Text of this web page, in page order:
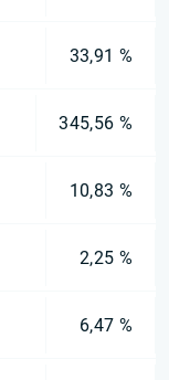
33,91 %
345,56 %
10,83 %
2,25 %
6,47 %